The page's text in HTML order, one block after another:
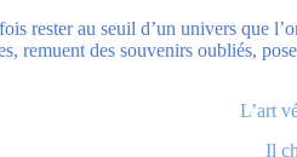
rester au seuil d’un univers que
remuent des souvenirs oubliés,
L’art
Il